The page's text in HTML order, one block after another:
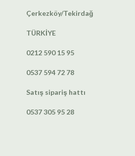
Çerkezköy/Tekirdağ
TÜRKİYE
0212 590 15 95
0537 594 72 78
Satış sipariş hattı
0537 305 95 28